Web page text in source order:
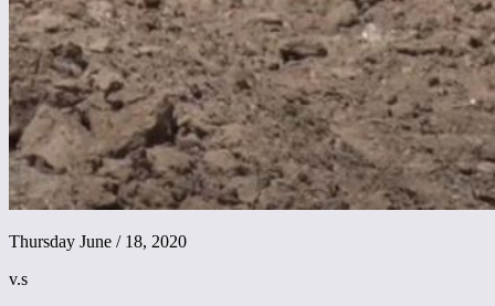
Thursday June / 18, 2020
v.s